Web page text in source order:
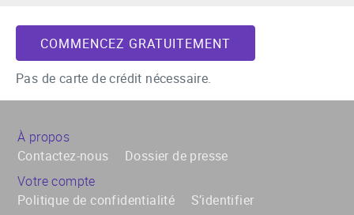
COMMENCEZ GRATUITEMENT
Pas de carte de crédit nécessaire.
À propos
Contactez-nous
Dossier de presse
Votre compte
Politique de confidentialité
S’identifier